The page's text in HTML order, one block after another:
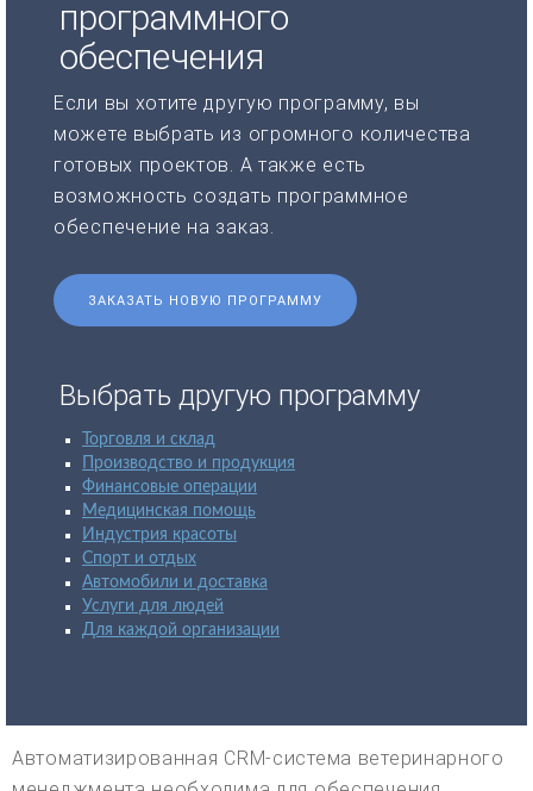
программного
обеспечения
Если вы хотите другую программу, вы
можете выбрать из огромного количества
готовых проектов. А также есть
возможность создать программное
обеспечение на заказ.
ЗАКАЗАТЬ НОВУЮ ПРОГРАММУ
Выбрать другую программу
Торговля и склад
Производство и продукция
Финансовые операции
Медицинская помощь
Индустрия красоты
Спорт и отдых
Автомобили и доставка
Услуги для людей
Для каждой организации
Автоматизированная CRM-система ветеринарного